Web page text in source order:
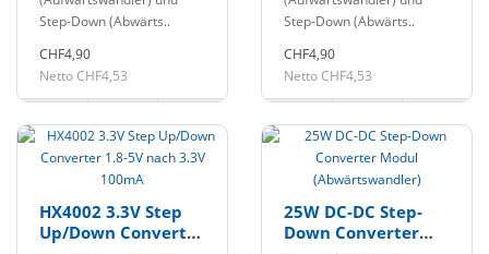
Step-Down (Abwärts..
CHF4,90
Netto CHF4,53
Step-Down (Abwärts..
CHF4,90
Netto CHF4,53
HX4002 3.3V Step
Up/Down Converter
25W DC-DC Step-
Down Converter